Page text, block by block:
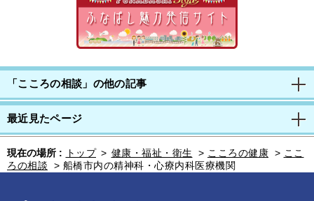
「こころの相談」の他の記事
最近見たページ
現在の場所 : トップ > 健康・福祉・衛生 > こころの健康 > ここ
ろの相談
> 船橋市内の精神科・心療内科医療機関